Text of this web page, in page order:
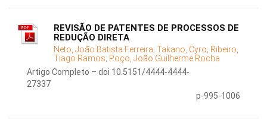
REVISÃO DE PATENTES DE PROCESSOS DE
REDUÇÃO DIRETA
Neto, João Batista Ferreira; Takano, Cyro; Ribeiro,
Tiago Ramos; Poço, João Guilherme Rocha
Artigo Completo – doi 10.5151/4444-4444-
27337
p-995-1006